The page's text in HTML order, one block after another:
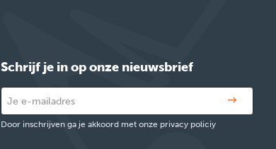
Schrijf je in op onze nieuwsbrief
Door inschrijven ga je akkoord met onze privacy policiy